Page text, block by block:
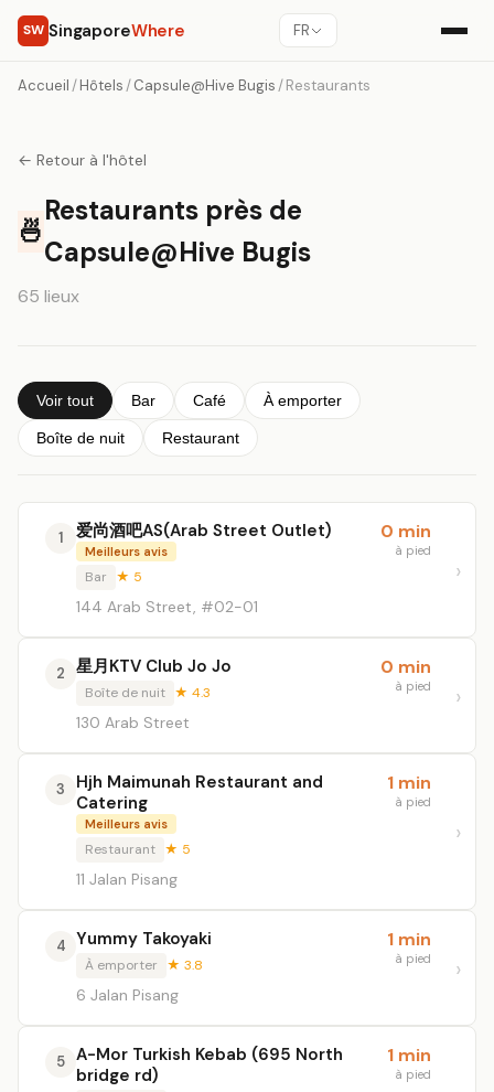
SW SingaporeWhere FR
Accueil /Hôtels /Capsule@Hive Bugis /Restaurants
← Retour à l'hôtel
🍜
Restaurants près de
Capsule@Hive Bugis
65 lieux
Voir tout Bar Café À emporter
Boîte de nuit Restaurant
1 爱尚酒吧AS(Arab Street Outlet)
Meilleurs avis
Bar ★ 5
144 Arab Street, #02-01
0 min
à pied
2 星月KTV Club Jo Jo
Boîte de nuit ★ 4.3
130 Arab Street
0 min
à pied
3
Hjh Maimunah Restaurant and
Catering
Meilleurs avis
Restaurant ★ 5
11 Jalan Pisang
1 min
à pied
4 Yummy Takoyaki
À emporter ★ 3.8
6 Jalan Pisang
1 min
à pied
5 A-Mor Turkish Kebab (695 North
bridge rd)
1 min
à pied